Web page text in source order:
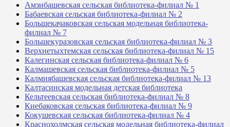
Амзибашевская сельская библиотека-филиал № 1
Бабаевская сельская библиотека-филиал № 2
Большекачаковская сельская модельная библиотека-
филиал № 7
Большекуразовская сельская библиотека-филиал № 3
Верхнетыхтемская сельская библиотека-филиал № 15
Калегинская сельская библиотека-филиал № 6
Калмашевская сельская библиотека-филиал № 5
Калмиябашевская сельская библиотека-филиал № 13
Калтасинская модельная детская библиотека
Кельтеевская сельская библиотека-филиал № 8
Киебаковская сельская библиотека-филиал № 9
Кокушевская сельская библиотека-филиал № 4
Краснохолмская сельская модельная библиотека-филиал